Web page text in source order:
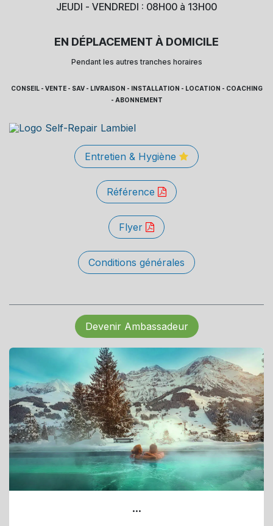
JEUDI - VENDREDI : 08H00 à 13H00
EN DÉPLACEMENT À DOMICILE
Pendant les autres tranches horaires
CONSEIL - VENTE - SAV - LIVRAISON - INSTALLATION - LOCATION - COACHING
- ABONNEMENT
Entretien & Hygiène
Référence
Flyer
Conditions générales
Devenir Ambassadeur
...